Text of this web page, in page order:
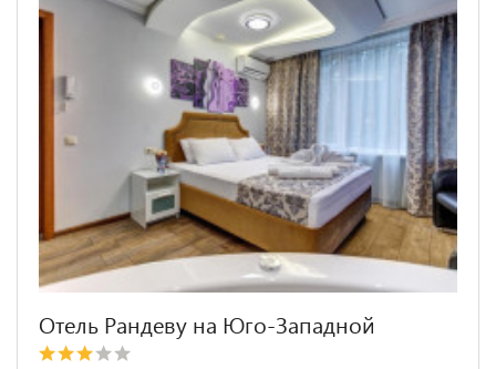
Отель Рандеву на Юго-Западной